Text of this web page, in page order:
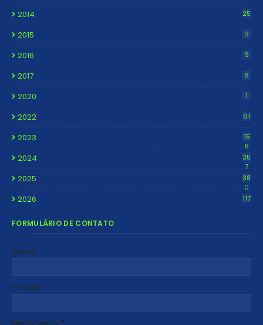
2014 25
2015 3
2016 9
2017 8
2020 1
2022 61
2023
15
8
2024
35
7
2025
38
0
2026 117
FORMULÁRIO DE CONTATO
Nome
E-mail *